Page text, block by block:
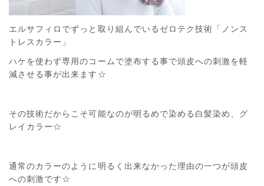
エルサフィロでずっと取り組んでいるゼロテク技術「ノンス
トレスカラー」
ハケを使わず専用のコームで塗布する事で頭皮への刺激を軽
減させる事が出来ます☆
その技術だからこそ可能なのが明るめで染める白髪染め、グ
レイカラー☆
通常のカラーのように明るく出来なかった理由の一つが頭皮
への刺激です☆